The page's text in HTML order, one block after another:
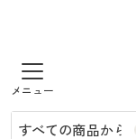
商品を探す
レディース
レディース
レディース通販す
インナー・下着